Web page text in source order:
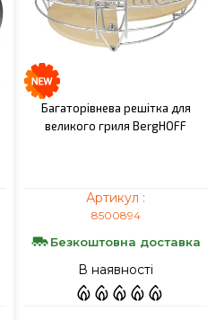
Багаторівнева решітка для
великого гриля BergHOFF
Артикул :
8500894
Безкоштовна доставка
В наявності